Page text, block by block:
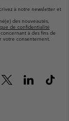
à notre newsletter et
des nouveautés,
de confidentialité
à des fins de
votre consentement.